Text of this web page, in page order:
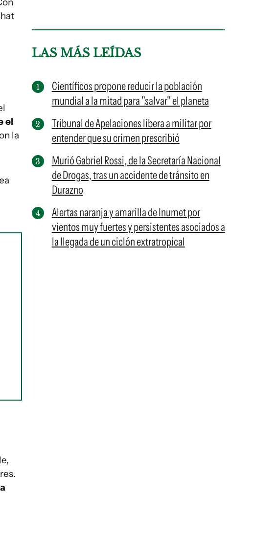
el
la
LAS MÁS LEÍDAS
Científicos propone reducir la población
mundial a la mitad para "salvar" el planeta
Tribunal de Apelaciones libera a militar por
entender que su crimen prescribió
Murió Gabriel Rossi, de la Secretaría Nacional
de Drogas, tras un accidente de tránsito en
Durazno
Alertas naranja y amarilla de Inumet por
vientos muy fuertes y persistentes asociados a
la llegada de un ciclón extratropical